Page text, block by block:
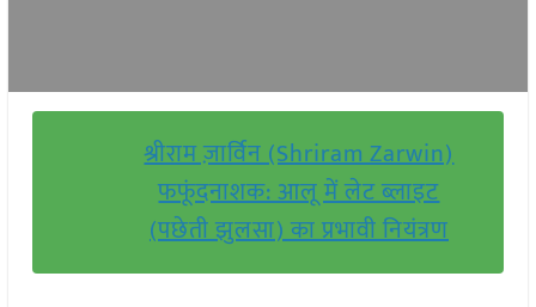
श्रीराम ज़ार्विन (Shriram Zarwin)
फफूंदनाशक: आलू में लेट ब्लाइट
(पछेती झुलसा) का प्रभावी नियंत्रण